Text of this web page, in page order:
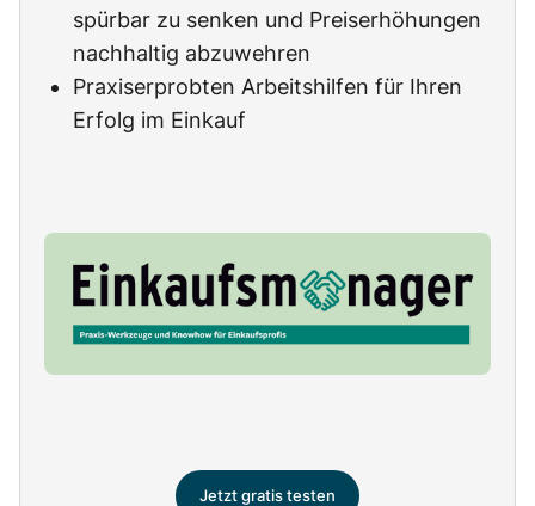
spürbar zu senken und Preiserhöhungen
nachhaltig abzuwehren
Praxiserprobten Arbeitshilfen für Ihren
Erfolg im Einkauf
Jetzt gratis testen